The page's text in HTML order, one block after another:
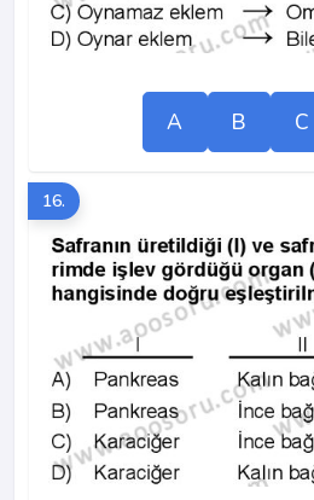
A B C
16.